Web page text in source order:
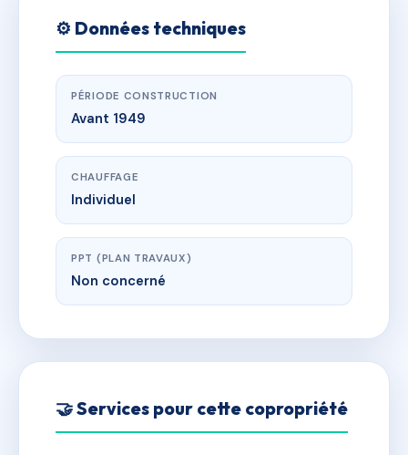
⚙️ Données techniques
PÉRIODE CONSTRUCTION
Avant 1949
CHAUFFAGE
Individuel
PPT (PLAN TRAVAUX)
Non concerné
🤝 Services pour cette copropriété